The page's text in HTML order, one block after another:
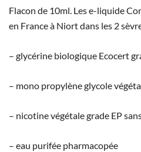
Flacon de 10ml. Les e-liquide
en France à Niort dans les 2
– glycérine biologique Ecocert
– mono propylène glycole
– nicotine végétale grade EP
– eau purifée pharmacopée